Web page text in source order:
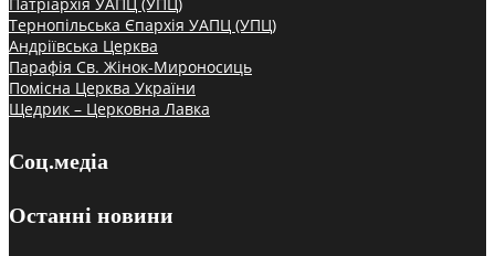
Тернопільська Єпархія УАПЦ (УПЦ)
Андріївська Церква
Парафія Св. Жінок-Мироносиць
Помісна Церква України
Щедрик – Церковна Лавка
Соц.медіа
Останні новини